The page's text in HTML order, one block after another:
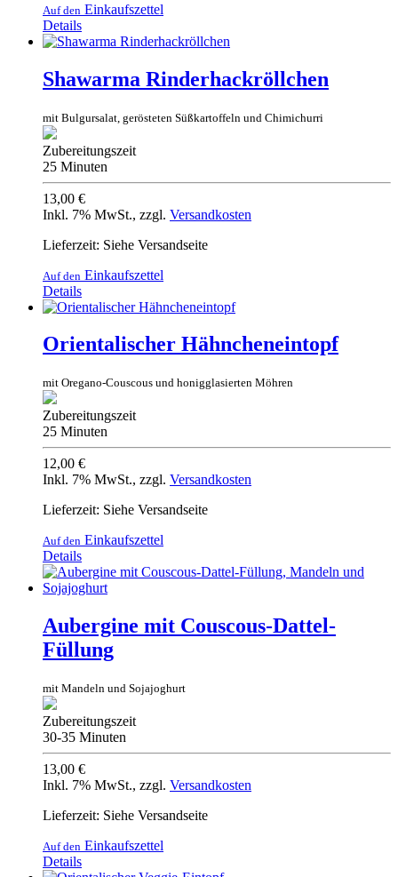
Auf den Einkaufszettel
Details
Shawarma Rinderhackröllchen
mit Bulgursalat, gerösteten Süßkartoffeln und Chimichurri
Zubereitungszeit
25 Minuten
13,00 €
Inkl. 7% MwSt., zzgl. Versandkosten
Lieferzeit: Siehe Versandseite
Auf den Einkaufszettel
Details
Orientalischer Hähncheneintopf
mit Oregano-Couscous und honigglasierten Möhren
Zubereitungszeit
25 Minuten
12,00 €
Inkl. 7% MwSt., zzgl. Versandkosten
Lieferzeit: Siehe Versandseite
Auf den Einkaufszettel
Details
Aubergine mit Couscous-Dattel-
Füllung
mit Mandeln und Sojajoghurt
Zubereitungszeit
30-35 Minuten
13,00 €
Inkl. 7% MwSt., zzgl. Versandkosten
Lieferzeit: Siehe Versandseite
Auf den Einkaufszettel
Details